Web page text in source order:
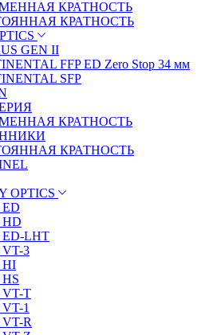
КРАТНОСТЬ
КРАТНОСТЬ
GEN II
FFP ED Zero Stop 34 мм
SFP
КРАТНОСТЬ
КРАТНОСТЬ
OPTICS
ED
HD
ED-LHT
VT-3
HI
VT-T
1
R